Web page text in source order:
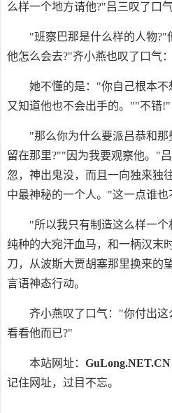
么样一个地方请他?"吕三叹了口
"班察巴那是什么样的人物?"
他怎么会去?"齐小燕也叹了口气
她不懂的是："你自己根本不
又知道他也不会出手的。""不错!"
"那么你为什么要派吕恭和
留在那里?""因为我要观察他。"
忽，神出鬼没，而且一向独来独
中最神秘的一个人。"这一点谁也
"所以我只有制造这么样一
纯种的大宛汗血马，和一柄汉末
刀，从波斯大贾胡塞那里换来的
言语神态行动。
齐小燕叹了口气："你付出
看看他而已?"
本站网址： GuLong.NET.CN
记住网址，过目不忘。